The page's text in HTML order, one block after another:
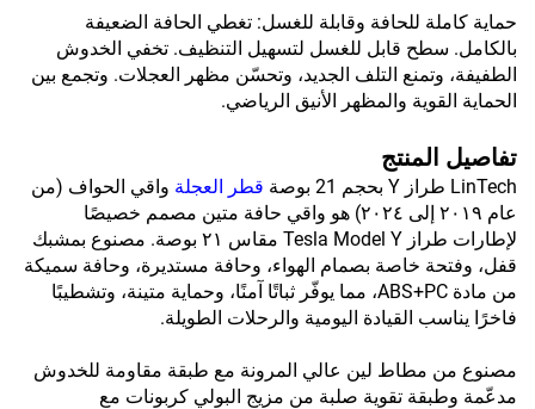
حماية كاملة للحافة وقابلة للغسل: تغطي الحافة الضعيفة
بالكامل. سطح قابل للغسل لتسهيل التنظيف. تخفي الخدوش
الطفيفة، وتمنع التلف الجديد، وتحسّن مظهر العجلات. وتجمع بين
الحماية القوية والمظهر الأنيق الرياضي.
تفاصيل المنتج
LinTech طراز Y بحجم 21 بوصة قطر العجلة واقي الحواف (من
عام ٢٠١٩ إلى ٢٠٢٤) هو واقي حافة متين مصمم خصيصًا
لإطارات طراز Tesla Model Y مقاس ٢١ بوصة. مصنوع بمشبك
قفل، وفتحة خاصة بصمام الهواء، وحافة مستديرة، وحافة سميكة
من مادة ABS+PC، مما يوفّر ثباتًا آمنًا، وحماية متينة، وتشطيبًا
فاخرًا يناسب القيادة اليومية والرحلات الطويلة.
مصنوع من مطاط لين عالي المرونة مع طبقة مقاومة للخدوش
مدعّمة وطبقة تقوية صلبة من مزيج البولي كربونات مع